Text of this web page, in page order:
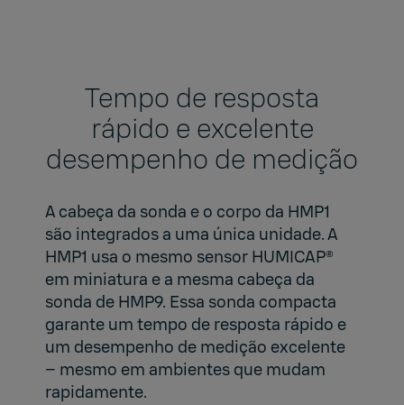
Tempo de resposta
rápido e excelente
desempenho de medição
A cabeça da sonda e o corpo da HMP1
são integrados a uma única unidade. A
HMP1 usa o mesmo sensor HUMICAP®
em miniatura e a mesma cabeça da
sonda de HMP9. Essa sonda compacta
garante um tempo de resposta rápido e
um desempenho de medição excelente
– mesmo em ambientes que mudam
rapidamente.